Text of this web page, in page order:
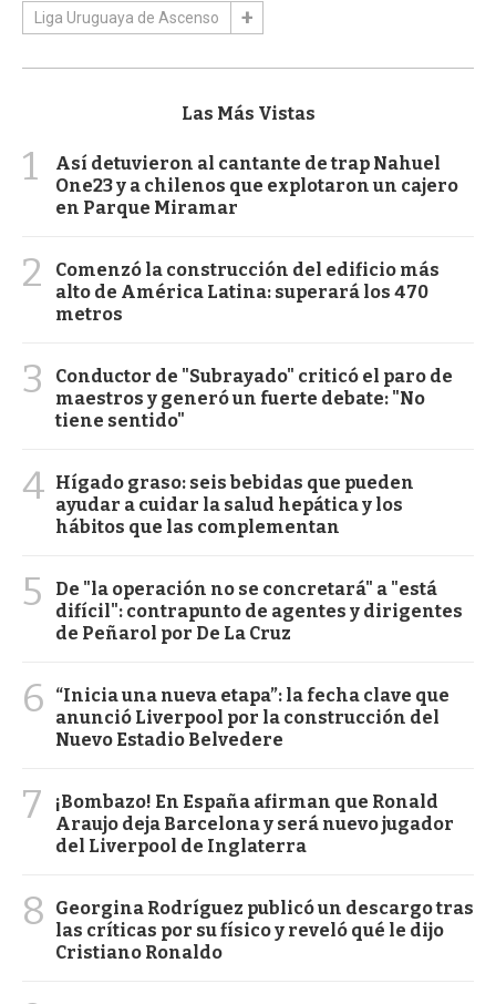
Liga Uruguaya de Ascenso
Las Más Vistas
1
Así detuvieron al cantante de trap Nahuel
One23 y a chilenos que explotaron un cajero
en Parque Miramar
2
Comenzó la construcción del edificio más
alto de América Latina: superará los 470
metros
3
Conductor de "Subrayado" criticó el paro de
maestros y generó un fuerte debate: "No
tiene sentido"
4 Hígado graso: seis bebidas que pueden
ayudar a cuidar la salud hepática y los
hábitos que las complementan
5
De "la operación no se concretará" a "está
difícil": contrapunto de agentes y dirigentes
de Peñarol por De La Cruz
6
“Inicia una nueva etapa”: la fecha clave que
anunció Liverpool por la construcción del
Nuevo Estadio Belvedere
7
¡Bombazo! En España afirman que Ronald
Araujo deja Barcelona y será nuevo jugador
del Liverpool de Inglaterra
8
Georgina Rodríguez publicó un descargo tras
las críticas por su físico y reveló qué le dijo
Cristiano Ronaldo